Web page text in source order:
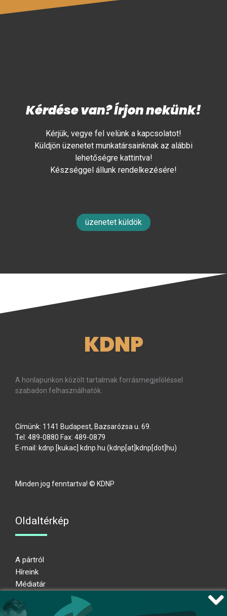
Kérdése van? Írjon nekünk!
Kérjük, vegye fel velünk a kapcsolatot!
Küldjön üzenetet munkatársainknak az alábbi
lehetőségre kattintva!
Készséggel állunk rendelkezésére!
üzenetet küldök
KDNP
A honlapunkon közölt tartalmak forrásmegjelöléssel
szabadon felhasználhatók.
Címünk: 1141 Budapest, Bazsarózsa u. 69.
Tel: 489-0880 Fax: 489-0879
E-mail: kdnp [kukac] kdnp hu (kdnp[at]kdnp[dot]hu)
Minden jog fenntartva! © KDNP
Oldaltérkép
A pártról
Híreink
Médiatár
Adatkezelési nyilatkozat